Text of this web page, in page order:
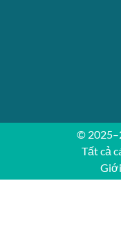
©
Tất cả